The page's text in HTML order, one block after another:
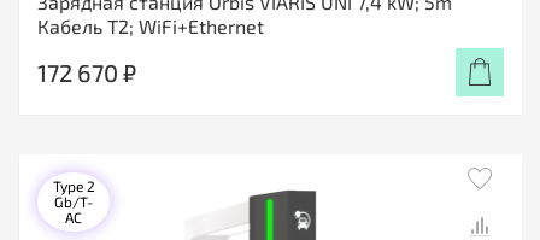
Кабель T2; WiFi+Ethernet
172 670 ₽
Type 2
Gb/T-
AC